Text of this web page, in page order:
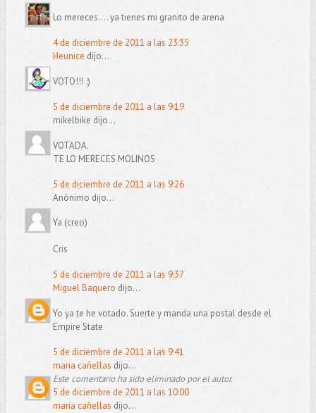
Lo mereces.... ya tienes mi granito de arena
4 de diciembre de 2011 a las 23:35
Heunice dijo...
VOTO!!! :)
5 de diciembre de 2011 a las 9:19
mikelbike dijo...
VOTADA.
TE LO MERECES MOLINOS
5 de diciembre de 2011 a las 9:26
Anónimo dijo...
Ya (creo)
Cris
5 de diciembre de 2011 a las 9:37
Miguel Baquero dijo...
Yo ya te he votado. Suerte y manda una postal desde el
Empire State
5 de diciembre de 2011 a las 9:41
maria cañellas dijo...
Este comentario ha sido eliminado por el autor.
5 de diciembre de 2011 a las 10:00
maria cañellas dijo...